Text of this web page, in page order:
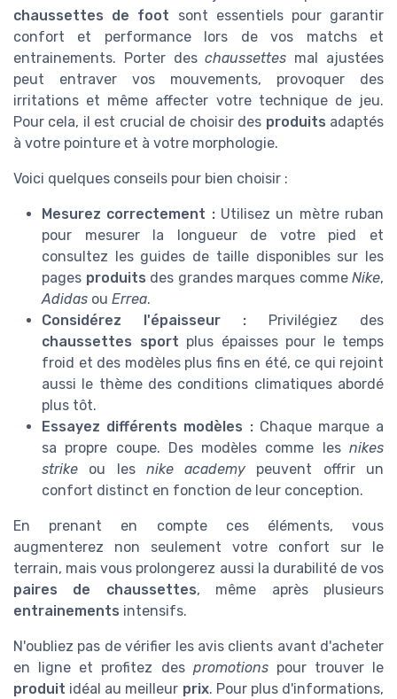
chaussettes de foot sont essentiels pour garantir
confort et performance lors de vos matchs et
entrainements. Porter deschaussettes mal ajustées
peut entraver vos mouvements, provoquer des
irritations et même affecter votre technique de jeu.
Pour cela, il est crucial de choisir des produits adaptés
à votre pointure et à votre morphologie.
Voici quelques conseils pour bien choisir :
Mesurez correctement : Utilisez un mètre ruban
pour mesurer la longueur de votre pied et
consultez les guides de taille disponibles sur les
pages produits des grandes marques comme Nike,
Adidas ou Errea.
Considérez l'épaisseur :
Privilégiez des
chaussettes sport plus épaisses pour le temps
froid et des modèles plus fins en été, ce qui rejoint
aussi le thème des conditions climatiques abordé
plus tôt.
Essayez différents modèles : Chaque marque a
sa propre coupe. Des modèles comme les nikes
strike ou les nike academy peuvent offrir un
confort distinct en fonction de leur conception.
En prenant en compte ces éléments, vous
augmenterez non seulement votre confort sur le
terrain, mais vous prolongerez aussi la durabilité de vos
paires de chaussettes, même après plusieurs
entrainements intensifs.
N'oubliez pas de vérifier les avis clients avant d'acheter
en ligne et profitez des promotionspour trouver le
produit idéal au meilleur prix. Pour plus d'informations,